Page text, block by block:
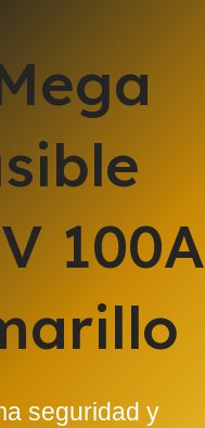
100A
seguridad y